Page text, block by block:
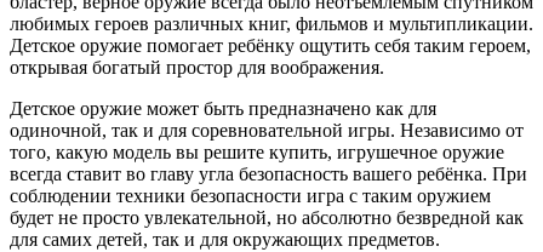
любимых героев различных книг, фильмов и мультипликации.
Детское оружие помогает ребёнку ощутить себя таким героем,
открывая богатый простор для воображения.
Детское оружие может быть предназначено как для
одиночной, так и для соревновательной игры. Независимо от
того, какую модель вы решите купить, игрушечное оружие
всегда ставит во главу угла безопасность вашего ребёнка. При
соблюдении техники безопасности игра с таким оружием
будет не просто увлекательной, но абсолютно безвредной как
для самих детей, так и для окружающих предметов.